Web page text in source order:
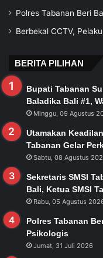
Polres Tabanan Beri
Berbekal CCTV,
BERITA PILIHAN
Bupati Tabanan
Baladika Bali #1,
Minggu, 09 Agustus
Utamakan
Tabanan Gelar
Sabtu, 08 Agustus
Sekretaris SMSI
Bali, Ketua SMSI
Rabu, 05 Agustus
Polres Tabanan
Psikologis
Jumat, 31 Juli 2026